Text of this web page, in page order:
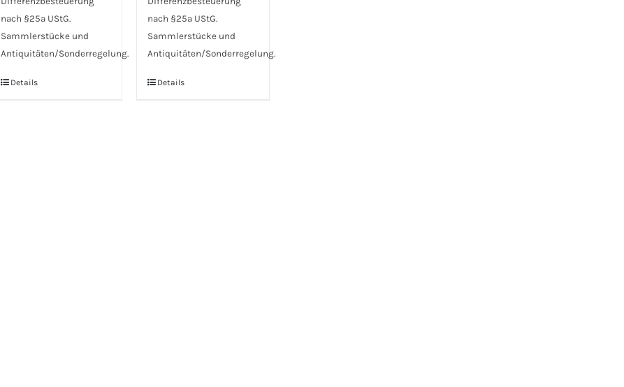
nach §25a UStG.
Sammlerstücke und
Antiquitäten/Sonderregelung.
Details
nach §25a UStG.
Sammlerstücke und
Antiquitäten/Sonderregelung.
Details